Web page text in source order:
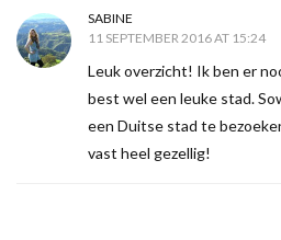
SABINE
11 SEPTEMBER 2016 AT 15:24
Leuk overzicht! Ik ben er
best wel een leuke stad.
een Duitse stad te
vast heel gezellig!